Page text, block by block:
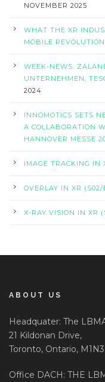
NOVEMBER 2025
WHAT THE XR
MOBILE
WEEK-NEWS:
UNTERNEHMEN,
2024
INNOMOTICS SETS
A COLLABORATION
HANNOVER MESSE
IMAGE TRACKING IN
OVERLAY IN XR (S02/
X-RAY VISION IN XR
ABOUT US
Headquater: The
21 Kildonan Drive,
Toronto, Ontario,
Office DACH: THE